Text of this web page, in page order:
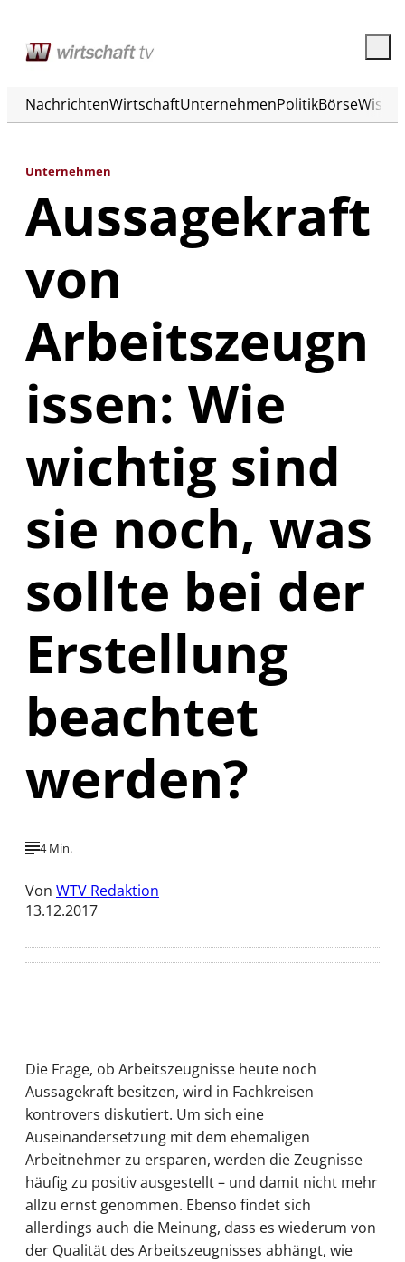
NachrichtenWirtschaftUnternehmenPolitikBörse
Unternehmen
Aussagekraft
von
Arbeitszeugn
issen: Wie
wichtig sind
sie noch, was
sollte bei der
Erstellung
beachtet
werden?
4 Min.
Von WTV Redaktion
13.12.2017
Die Frage, ob Arbeitszeugnisse heute noch
Aussagekraft besitzen, wird in Fachkreisen
kontrovers diskutiert. Um sich eine
Auseinandersetzung mit dem ehemaligen
Arbeitnehmer zu ersparen, werden die Zeugnisse
häufig zu positiv ausgestellt – und damit nicht mehr
allzu ernst genommen. Ebenso findet sich
allerdings auch die Meinung, dass es wiederum von
der Qualität des Arbeitszeugnisses abhängt, wie